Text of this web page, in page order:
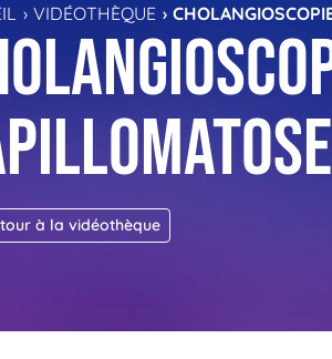
VIDÉOTHÈQUE
à la vidéothèque